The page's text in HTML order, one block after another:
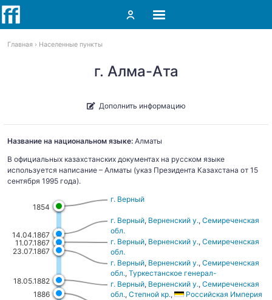
Главная Населенные пункты
г. Алма-Ата
Дополнить информацию
Название на национальном языке: Алматы
В официальных казахстанских документах на русском языке
используется написание – Алматы (указ Президента Казахстана от 15
сентября 1995 года).
1854
14.04.1867
11.07.1867
23.07.1867
18.05.1882
1886
г. Верный
г. Верный, Верненский у., Семиреченская
обл.
г. Верный, Верненский у., Семиреченская
обл.
г. Верный, Верненский у., Семиреченская
обл., Туркестанское генерал-
губернаторство, Российская Империя
г. Верный, Верненский у., Семиреченская
обл., Степной кр.,
Российская Империя